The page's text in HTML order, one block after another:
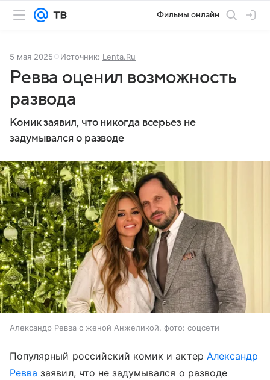
Фильмы онлайн
5 мая 2025 Источник: Lenta.Ru
Ревва оценил возможность
развода
Комик заявил, что никогда всерьез не
задумывался о разводе
Александр Ревва с женой Анжеликой, фото: соцсети
Популярный российский комик и актер Александр
Ревва заявил, что не задумывался о разводе